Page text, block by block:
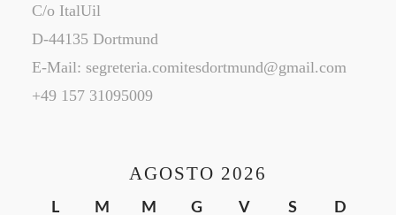
C/o ItalUil
D-44135 Dortmund
E-Mail: segreteria.comitesdortmund@gmail.com
+49 157 31095009
AGOSTO 2026
L M M G V S D